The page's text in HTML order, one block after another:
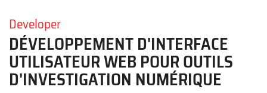
Developer
DÉVELOPPEMENT D'INTERFACE
UTILISATEUR WEB POUR OUTILS
D'INVESTIGATION NUMÉRIQUE